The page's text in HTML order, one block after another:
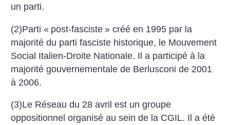
un parti.
(2)Parti « post-fasciste » créé en 1995 par la
majorité du parti fasciste historique, le Mouvement
Social Italien-Droite Nationale. Il a participé à la
majorité gouvernementale de Berlusconi de 2001
à 2006.
(3)Le Réseau du 28 avril est un groupe
oppositionnel organisé au sein de la CGIL. Il a été